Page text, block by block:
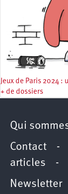
Jeux de Paris 2024 :
+ de dossiers
Qui
Contact -
articles -
Newsletter